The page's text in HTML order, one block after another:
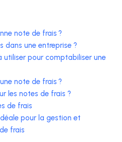
note de frais ?
dans une entreprise ?
utiliser pour comptabiliser une
note de frais ?
les notes de frais ?
de frais
pour la gestion et
frais